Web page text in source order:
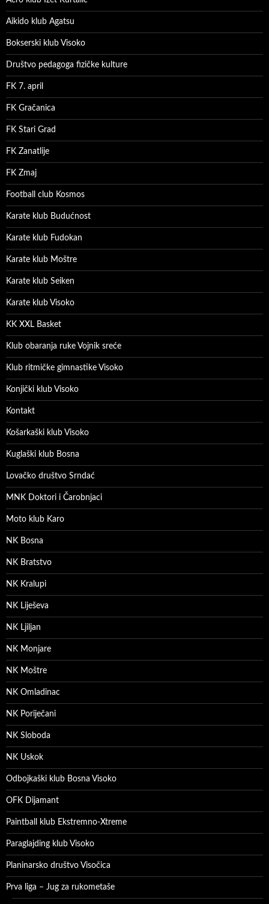
Aikido klub Agatsu
Bokserski klub Visoko
Društvo pedagoga fizičke kulture
FK 7. april
FK Gračanica
FK Stari Grad
FK Zanatlije
FK Zmaj
Football club Kosmos
Karate klub Budućnost
Karate klub Fudokan
Karate klub Moštre
Karate klub Seiken
Karate klub Visoko
KK XXL Basket
Klub obaranja ruke Vojnik sreće
Klub ritmičke gimnastike Visoko
Konjički klub Visoko
Kontakt
Košarkaški klub Visoko
Kuglaški klub Bosna
Lovačko društvo Srndać
MNK Doktori i Čarobnjaci
Moto klub Karo
NK Bosna
NK Bratstvo
NK Kralupi
NK Liješeva
NK Ljiljan
NK Monjare
NK Moštre
NK Omladinac
NK Poriječani
NK Sloboda
NK Uskok
Odbojkaški klub Bosna Visoko
OFK Dijamant
Paintball klub Ekstremno-Xtreme
Paraglajding klub Visoko
Planinarsko društvo Visočica
Prva liga – Jug za rukometaše